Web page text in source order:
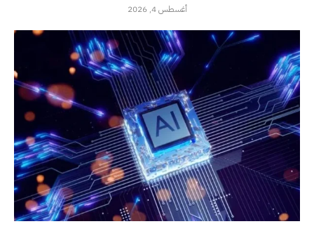
أغسطس 4, 2026